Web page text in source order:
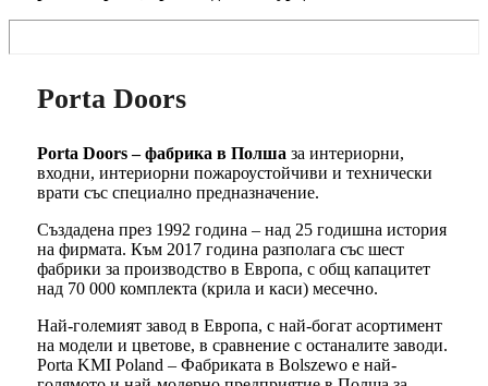
Porta Doors
Porta Doors – фабрика в Полша за интериорни,
входни, интериорни пожароустойчиви и технически
врати със специално предназначение.
Създадена през 1992 година – над 25 годишна история
на фирмата. Към 2017 година разполага със шест
фабрики за производство в Европа, с общ капацитет
над 70 000 комплекта (крила и каси) месечно.
Най-големият завод в Европа, с най-богат асортимент
на модели и цветове, в сравнение с останалите заводи.
Porta KMI Poland – Фабриката в Bolszewo е най-